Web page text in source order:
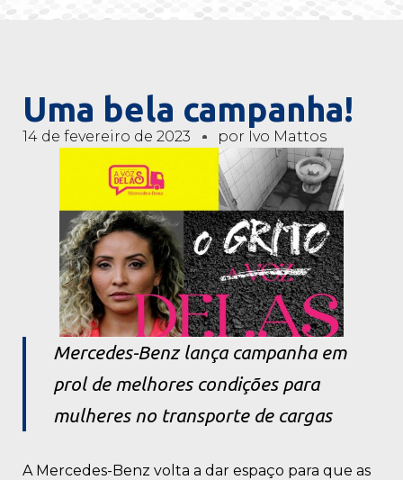
Uma bela campanha!
14 de fevereiro de 2023 por Ivo Mattos
Mercedes-Benz lança campanha em
prol de melhores condições para
mulheres no transporte de cargas
A Mercedes-Benz volta a dar espaço para que as